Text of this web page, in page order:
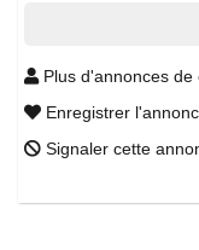
Plus d'annonces de
Enregistrer
Signaler cette